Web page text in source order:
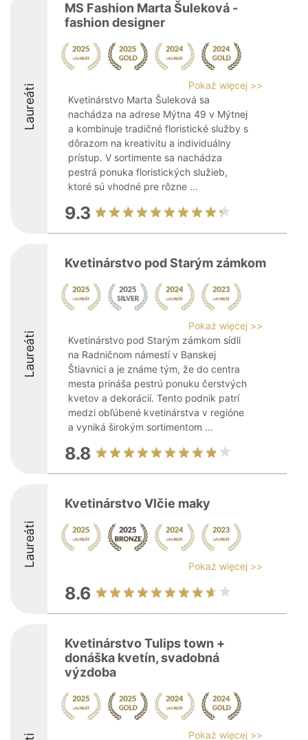
Laureáti
MS Fashion Marta Šuleková -
fashion designer
Pokaż więcej >>
Kvetinárstvo Marta Šuleková sa
nachádza na adrese Mýtna 49 v Mýtnej
a kombinuje tradičné floristické služby s
dôrazom na kreativitu a individuálny
prístup. V sortimente sa nachádza
pestrá ponuka floristických služieb,
ktoré sú vhodné pre rôzne ...
9.3
Laureáti
Kvetinárstvo pod Starým zámkom
Pokaż więcej >>
Kvetinárstvo pod Starým zámkom sídli
na Radničnom námestí v Banskej
Štiavnici a je známe tým, že do centra
mesta prináša pestrú ponuku čerstvých
kvetov a dekorácií. Tento podnik patrí
medzi obľúbené kvetinárstva v regióne
a vyniká širokým sortimentom ...
8.8
Laureáti
Kvetinárstvo Vlčie maky
Pokaż więcej >>
8.6
Kvetinárstvo Tulips town +
donáška kvetín, svadobná
výzdoba
Pokaż więcej >>